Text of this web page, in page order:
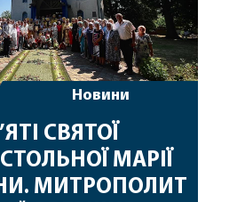
Новини
СВЯТОЇ
МАРІЇ
МИТРОПОЛИТ